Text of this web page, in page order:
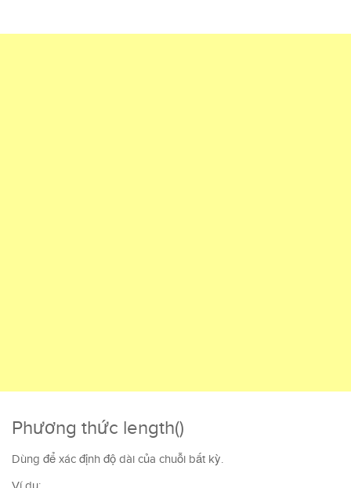
Phương thức length()
Dùng để xác định độ dài của chuỗi bất kỳ.